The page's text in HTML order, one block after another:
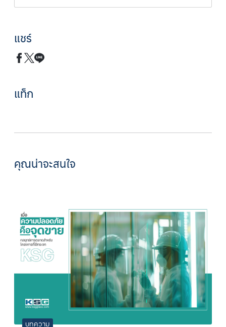
แชร์
แท็ก
คุณน่าจะสนใจ
บทความ